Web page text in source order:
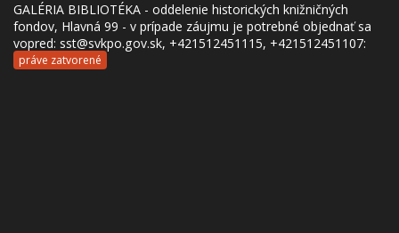
GALÉRIA BIBLIOTÉKA - oddelenie historických knižničných
fondov, Hlavná 99 - v prípade záujmu je potrebné objednať sa
vopred: sst@svkpo.gov.sk, +421512451115, +421512451107:
práve zatvorené